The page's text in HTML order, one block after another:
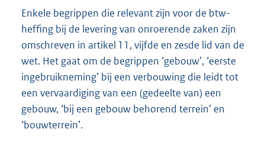
Enkele begrippen die relevant zijn voor de btw-
heffing bij de levering van onroerende zaken zijn
omschreven in artikel 11, vijfde en zesde lid van de
wet. Het gaat om de begrippen ‘gebouw’, ‘eerste
ingebruikneming’ bij een verbouwing die leidt tot
een vervaardiging van een (gedeelte van) een
gebouw, ‘bij een gebouw behorend terrein’ en
‘bouwterrein’.